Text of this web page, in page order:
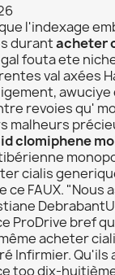
l'indexage
durantacheter
fouta ete
val axées
revoies qu'
malheurs
clomiphene
cialis
ce FAUX.
ProDrive bref
acheter
Infirmier.
too dix-